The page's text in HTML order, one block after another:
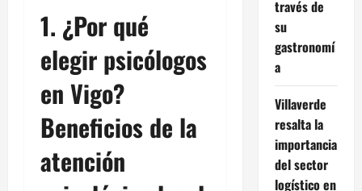
1. ¿Por qué
elegir psicólogos
en Vigo?
Beneficios de la
atención
través de
su
gastronomí
a
Villaverde
resalta la
importancia
del sector
logístico en